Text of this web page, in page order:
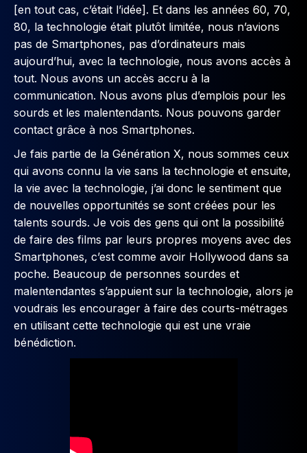
[en tout cas, c’était l’idée]. Et dans les années 60, 70,
80, la technologie était plutôt limitée, nous n’avions
pas de Smartphones, pas d’ordinateurs mais
aujourd’hui, avec la technologie, nous avons accès à
tout. Nous avons un accès accru à la
communication. Nous avons plus d’emplois pour les
sourds et les malentendants. Nous pouvons garder
contact grâce à nos Smartphones.
Je fais partie de la Génération X, nous sommes ceux
qui avons connu la vie sans la technologie et ensuite,
la vie avec la technologie, j’ai donc le sentiment que
de nouvelles opportunités se sont créées pour les
talents sourds. Je vois des gens qui ont la possibilité
de faire des films par leurs propres moyens avec des
Smartphones, c’est comme avoir Hollywood dans sa
poche. Beaucoup de personnes sourdes et
malentendantes s’appuient sur la technologie, alors je
voudrais les encourager à faire des courts-métrages
en utilisant cette technologie qui est une vraie
bénédiction.